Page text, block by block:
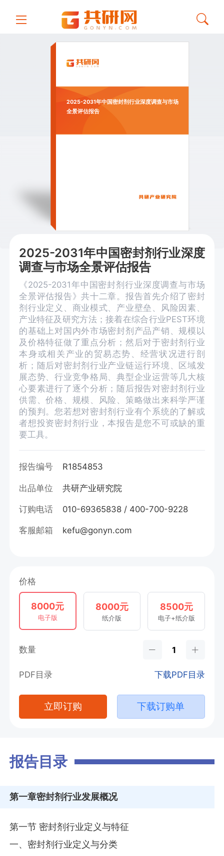
2025-2031年中国密封剂行业深度调查与市场
全景评估报告
2025-2031年中国密封剂行业深度
调查与市场全景评估报告
《2025-2031年中国密封剂行业深度调查与市场
全景评估报告》共十二章。报告首先介绍了密封
剂行业定义、商业模式、产业壁垒、风险因素、
产业特征及研究方法；接着在综合行业PEST环境
的基础上对国内外市场密封剂产品产销、规模以
及价格特征做了重点分析；然后对于密封剂行业
本身或相关产业的贸易态势、经营状况进行剖
析；随后对密封剂行业产业链运行环境、区域发
展态势、行业竞争格局、典型企业运营等几大核
心要素进行了逐个分析；随后报告对密封剂行业
供需、价格、规模、风险、策略做出来科学严谨
的预判。您若想对密封剂行业有个系统的了解或
者想投资密封剂行业，本报告是您不可或缺的重
要工具。
报告编号 R1854853
出品单位 共研产业研究院
订购电话 010-69365838 / 400-700-9228
客服邮箱 kefu@gonyn.com
价格
8000元
电子版
8000元
纸介版
8500元
电子+纸介版
数量
PDF目录 下载PDF目录
立即订购 下载订购单
报告目录
第一章密封剂行业发展概况
第一节 密封剂行业定义与特征
一、密封剂行业定义与分类